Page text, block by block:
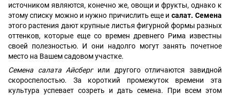
источником являются, конечно же, овощи и фрукты, однако к
этому списку можно и нужно причислить еще и салат. Семена
этого растения дают крупные листья фигурной формы разных
оттенков, которые еще со времен древнего Рима известны
своей полезностью. И они надолго могут занять почетное
место на Вашем садовом участке.
Семена салата Айсбергили другого отличаются завидной
скороспелостью. За короткий промежуток времени эта
культура успевает созреть и дать семена. При всем этом